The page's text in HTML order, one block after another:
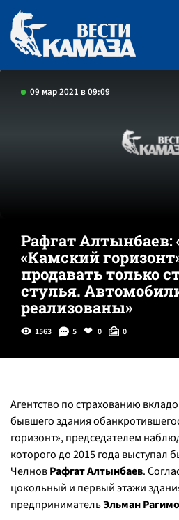
09 мар 2021 в 09:09
Рафгат
«Камский
продавать только
стулья.
реализованы»
1563 5 0 0
Агентство по страхованию
бывшего здания
горизонт», председателем
которого до 2015 года
ЧелновРафгат Алтынбаев.
цокольный и первый этажи
предпринимательЭльман